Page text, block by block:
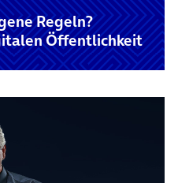
Regeln?
Öffentlichkeit